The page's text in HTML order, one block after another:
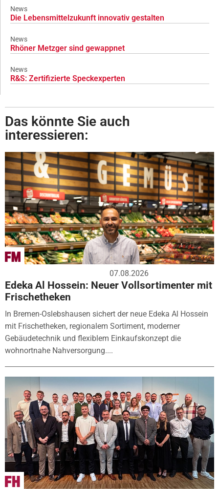
News
Die Lebensmittelzukunft innovativ gestalten
News
Rhöner Metzger sind gewappnet
News
R&S: Zertifizierte Speckexperten
Das könnte Sie auch
interessieren:
07.08.2026
Edeka Al Hossein: Neuer Vollsortimenter mit
Frischetheken
In Bremen-Oslebshausen sichert der neue Edeka Al Hossein
mit Frischetheken, regionalem Sortiment, moderner
Gebäudetechnik und flexiblem Einkaufskonzept die
wohnortnahe Nahversorgung....